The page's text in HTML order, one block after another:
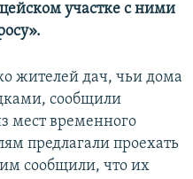
участке с ними
жителей дач, чьи дома
сообщили
мест временного
предлагали проехать
сообщили, что их